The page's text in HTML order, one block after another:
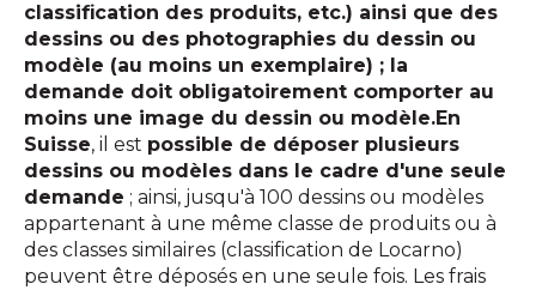
classification des produits, etc.) ainsi que des
dessins ou des photographies du dessin ou
modèle (au moins un exemplaire) ; la
demande doit obligatoirement comporter au
moins une image du dessin ou modèle.En
Suisse, il est possible de déposer plusieurs
dessins ou modèles dans le cadre d'une seule
demande ; ainsi, jusqu'à 100 dessins ou modèles
appartenant à une même classe de produits ou à
des classes similaires (classification de Locarno)
peuvent être déposés en une seule fois. Les frais